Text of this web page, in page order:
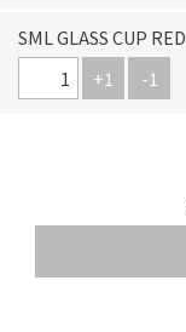
SML GLASS CUP RED
+1
-1